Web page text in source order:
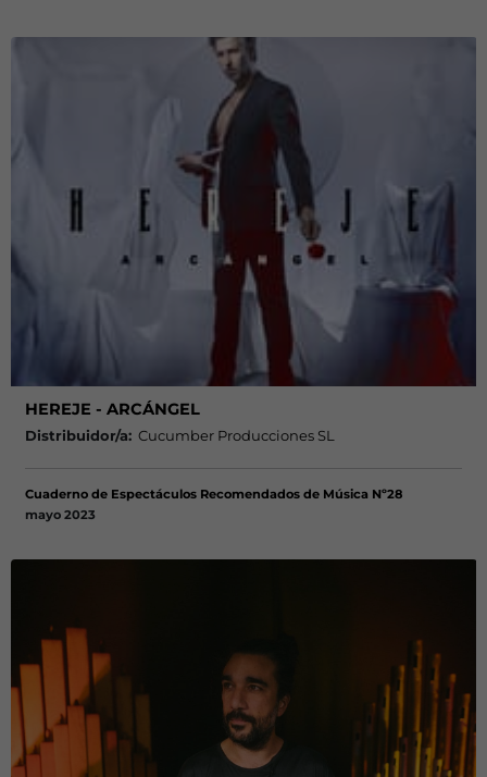
HEREJE - ARCÁNGEL
Distribuidor/a: Cucumber Producciones SL
Cuaderno de Espectáculos Recomendados de Música Nº28
mayo 2023